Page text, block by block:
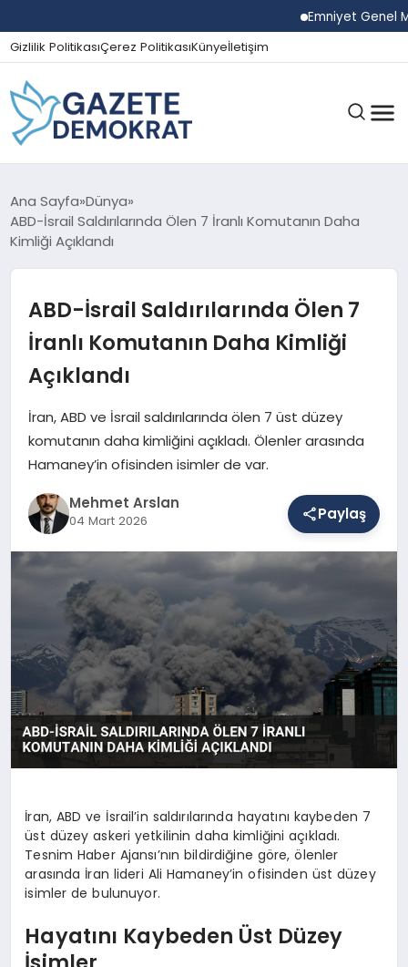
Emniyet Genel
Gizlilik PolitikasıÇerez PolitikasıKünyeİletişim
GÜNDEM
EKONOMI
SPOR
SAĞLIK
EĞITIM
DÜNYA
YAŞAM
Ana Sayfa Dünya
ABD-İsrail Saldırılarında Ölen 7 İranlı Komutanın Daha
Kimliği Açıklandı
ABD-İsrail Saldırılarında Ölen 7
İranlı Komutanın Daha Kimliği
Açıklandı
İran, ABD ve İsrail saldırılarında ölen 7 üst düzey
komutanın daha kimliğini açıkladı. Ölenler arasında
Hamaney’in ofisinden isimler de var.
Mehmet Arslan
04 Mart 2026 Paylaş
İran, ABD ve İsrail’in saldırılarında hayatını kaybeden 7
üst düzey askeri yetkilinin daha kimliğini açıkladı.
Tesnim Haber Ajansı’nın bildirdiğine göre, ölenler
arasında İran lideri Ali Hamaney’in ofisinden üst düzey
isimler de bulunuyor.
Hayatını Kaybeden Üst Düzey